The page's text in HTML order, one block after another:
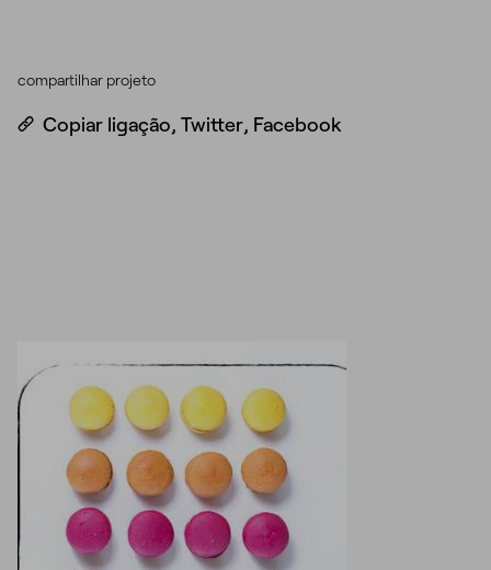
compartilhar projeto
Copiar ligação, Twitter, Facebook